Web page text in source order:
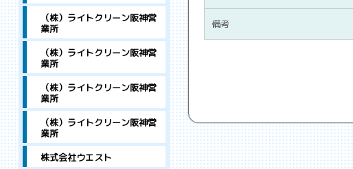
備考
（株）ライトクリーン阪神営
業所
（株）ライトクリーン阪神営
業所
（株）ライトクリーン阪神営
業所
（株）ライトクリーン阪神営
業所
株式会社ウエスト